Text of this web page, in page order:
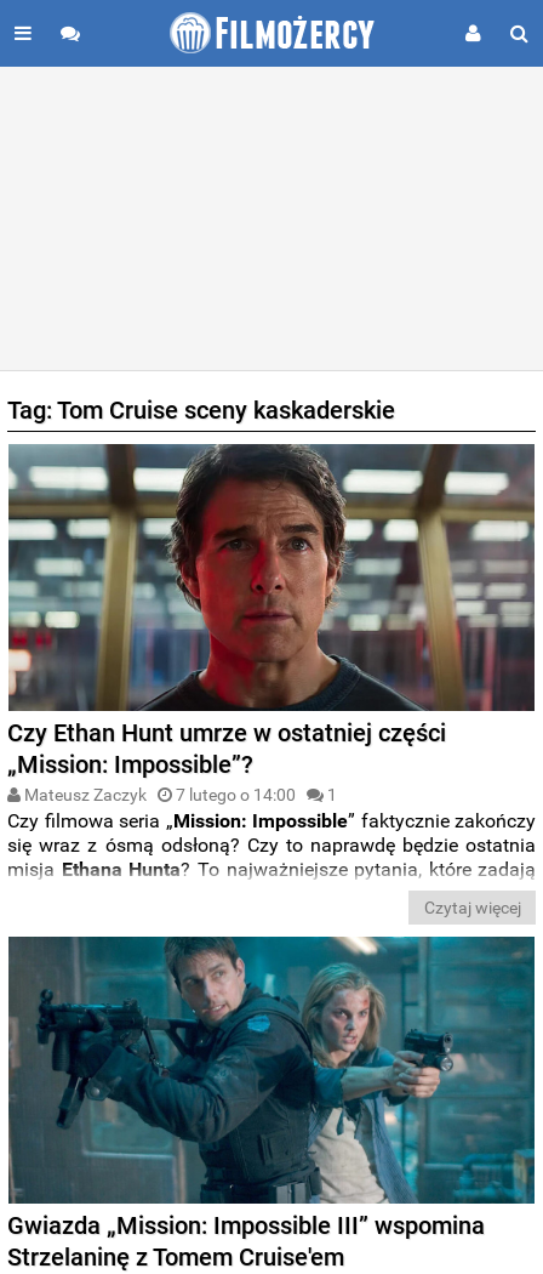
Tag: Tom Cruise sceny kaskaderskie
Czy Ethan Hunt umrze w ostatniej części
„Mission: Impossible”?
Mateusz Zaczyk 7 lutego o 14:00 1
Czy filmowa seria „Mission: Impossible” faktycznie zakończy
się wraz z ósmą odsłoną? Czy to naprawdę będzie ostatnia
misja Ethana Hunta? To najważniejsze pytania, które zadają
Christopher McQuarrie
pozostają małomówni, jeśli chodzi o to, czy najnowsza część
oznacza finał serii — czy możeostatni występ Cruise'ajako
kultowego superszpiega.
Czytaj więcej
Gwiazda „Mission: Impossible III” wspomina
Strzelaninę z Tomem Cruise'em